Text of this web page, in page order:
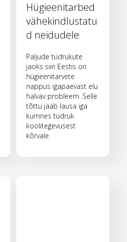
Hügieenitarbed
vähekindlustatu
d neidudele
Paljude tüdrukute
jaoks siin Eestis on
hügieenitarvete
nappus igapäevast elu
halvav probleem. Selle
tõttu jääb lausa iga
kümnes tüdruk
koolitegevusest
kõrvale.